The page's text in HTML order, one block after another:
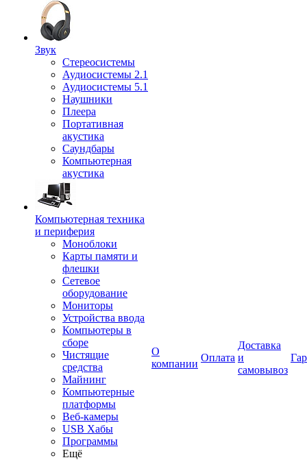
Звук
Стереосистемы
Аудиосистемы 2.1
Аудиосистемы 5.1
Наушники
Плеера
Портативная
акустика
Саундбары
Компьютерная
акустика
Компьютерная техника
и периферия
Моноблоки
Карты памяти и
флешки
Сетевое
оборудование
Мониторы
Устройства ввода
Компьютеры в
сборе
Чистящие
средства
Майнинг
Компьютерные
платформы
Веб-камеры
USB Хабы
Программы
Ещё
О
компании
Оплата
Доставка
и
самовывоз